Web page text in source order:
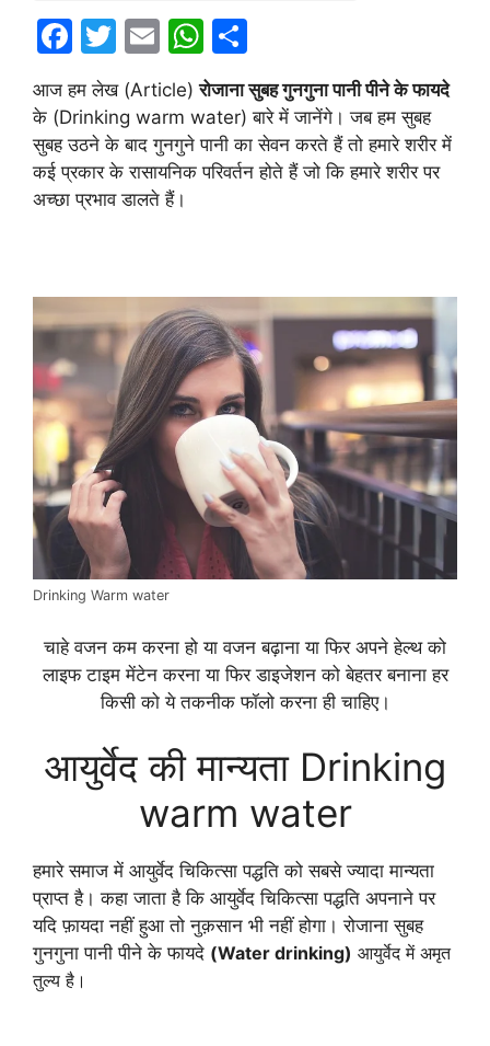
F
c
e
b
o
T
itt
er
E
ai
l
W
h
at
s
A
ar
e
आज हम लेख (Article)रोजाना सुबह गुनगुना पानी पीने के फायदे
के (Drinking warm water) बारे में जानेंगे। जब हम सुबह
सुबह उठने के बाद गुनगुने पानी का सेवन करते हैं तो हमारे शरीर में
कई प्रकार के रासायनिक परिवर्तन होते हैं जो कि हमारे शरीर पर
अच्छा प्रभाव डालते हैं।
Drinking Warm water
चाहे वजन कम करना हो या वजन बढ़ाना या फिर अपने हेल्थ को
लाइफ टाइम मेंटेन करना या फिर डाइजेशन को बेहतर बनाना हर
किसी को ये तकनीक फॉलो करना ही चाहिए।
आयुर्वेद की मान्यता Drinking
warm water
हमारे समाज में आयुर्वेद चिकित्सा पद्धति को सबसे ज्यादा मान्यता
प्राप्त है। कहा जाता है कि आयुर्वेद चिकित्सा पद्धति अपनाने पर
यदि फ़ायदा नहीं हुआ तो नुक़सान भी नहीं होगा। रोजाना सुबह
गुनगुना पानी पीने के फायदे (Water drinking) आयुर्वेद में अमृत
तुल्य है।